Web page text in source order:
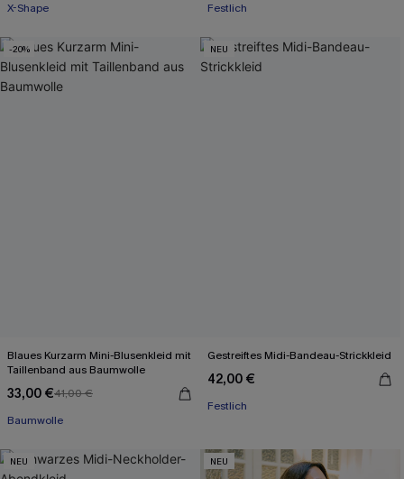
X-Shape Festlich
-20%
Blaues Kurzarm Mini-Blusenkleid mit
Taillenband aus Baumwolle
33,00 €41,00 €
Baumwolle
NEU
Gestreiftes Midi-Bandeau-Strickkleid
42,00 €
Festlich
NEU NEU